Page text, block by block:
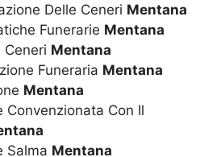
Delle Ceneri Mentana
Funerarie Mentana
Ceneri Mentana
Funeraria Mentana
Mentana
Convenzionata Con Il
Salma Mentana